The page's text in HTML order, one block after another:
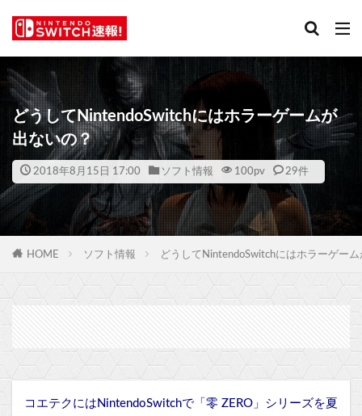
どうしてNintendoSwitchにはホラーゲームが
出ないの？
2018年8月15日 17:00 ソフト情報 100pv 29件
HOME ソフト情報 どうしてNintendoSwitchにはホラーゲー
コエテクにはNintendoSwitchで「零 ZERO」シリーズを夏